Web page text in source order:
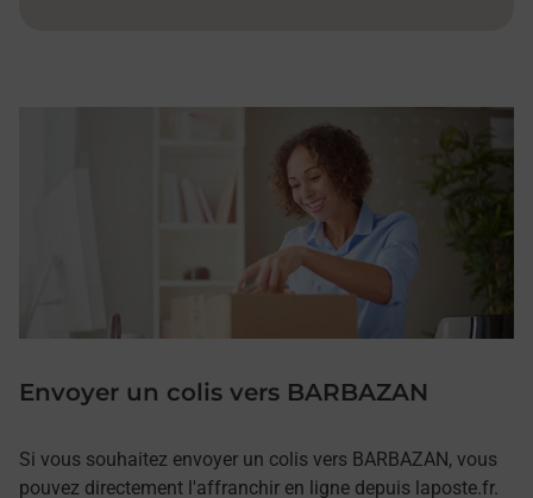
Envoyer un colis vers BARBAZAN
Si vous souhaitez envoyer un colis vers BARBAZAN, vous
pouvez directement l'affranchir en ligne depuis laposte.fr.